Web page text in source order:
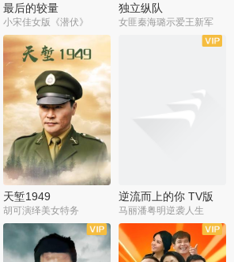
最后的较量
小宋佳女版《潜伏》
独立纵队
女匪秦海璐示爱王新军
全30集
天堑1949
胡可演绎美女特务
逆流而上的你 TV版
马丽潘粤明逆袭人生
全21集 全35集